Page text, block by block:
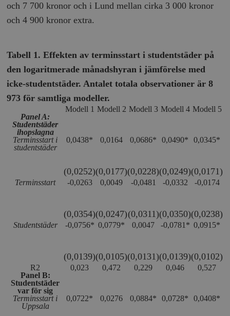
och 7 700 kronor och i Lund mellan cirka 3 000 kronor
och 4 900 kronor extra.
Tabell 1. Effekten av terminsstart i studentstäder på
den logaritmerade månadshyran i jämförelse med
icke-studentstäder. Antalet totala observationer är 8
973 för samtliga modeller.
Modell 1 Modell 2 Modell 3 Modell 4 Modell 5
Panel A:
Studentstäder
ihopslagna
Terminsstart i
studentstäder
0,0438*
(0,0252)
0,0164
(0,0177)
0,0686*
(0,0228)
0,0490*
(0,0249)
0,0345*
(0,0171)
Terminsstart -0,0263
(0,0354)
0,0049
(0,0247)
-0,0481
(0,0311)
-0,0332
(0,0350)
-0,0174
(0,0238)
Studentstäder -0,0756*
(0,0139)
0,0779*
(0,0105)
0,0047
(0,0131)
-0,0781*
(0,0139)
0,0915*
(0,0102)
R2 0,023 0,472 0,229 0,046
0,527
Panel B:
Studentstäder
var för sig
Terminsstart i
Uppsala
0,0722* 0,0276 0,0884* 0,0728* 0,0408*